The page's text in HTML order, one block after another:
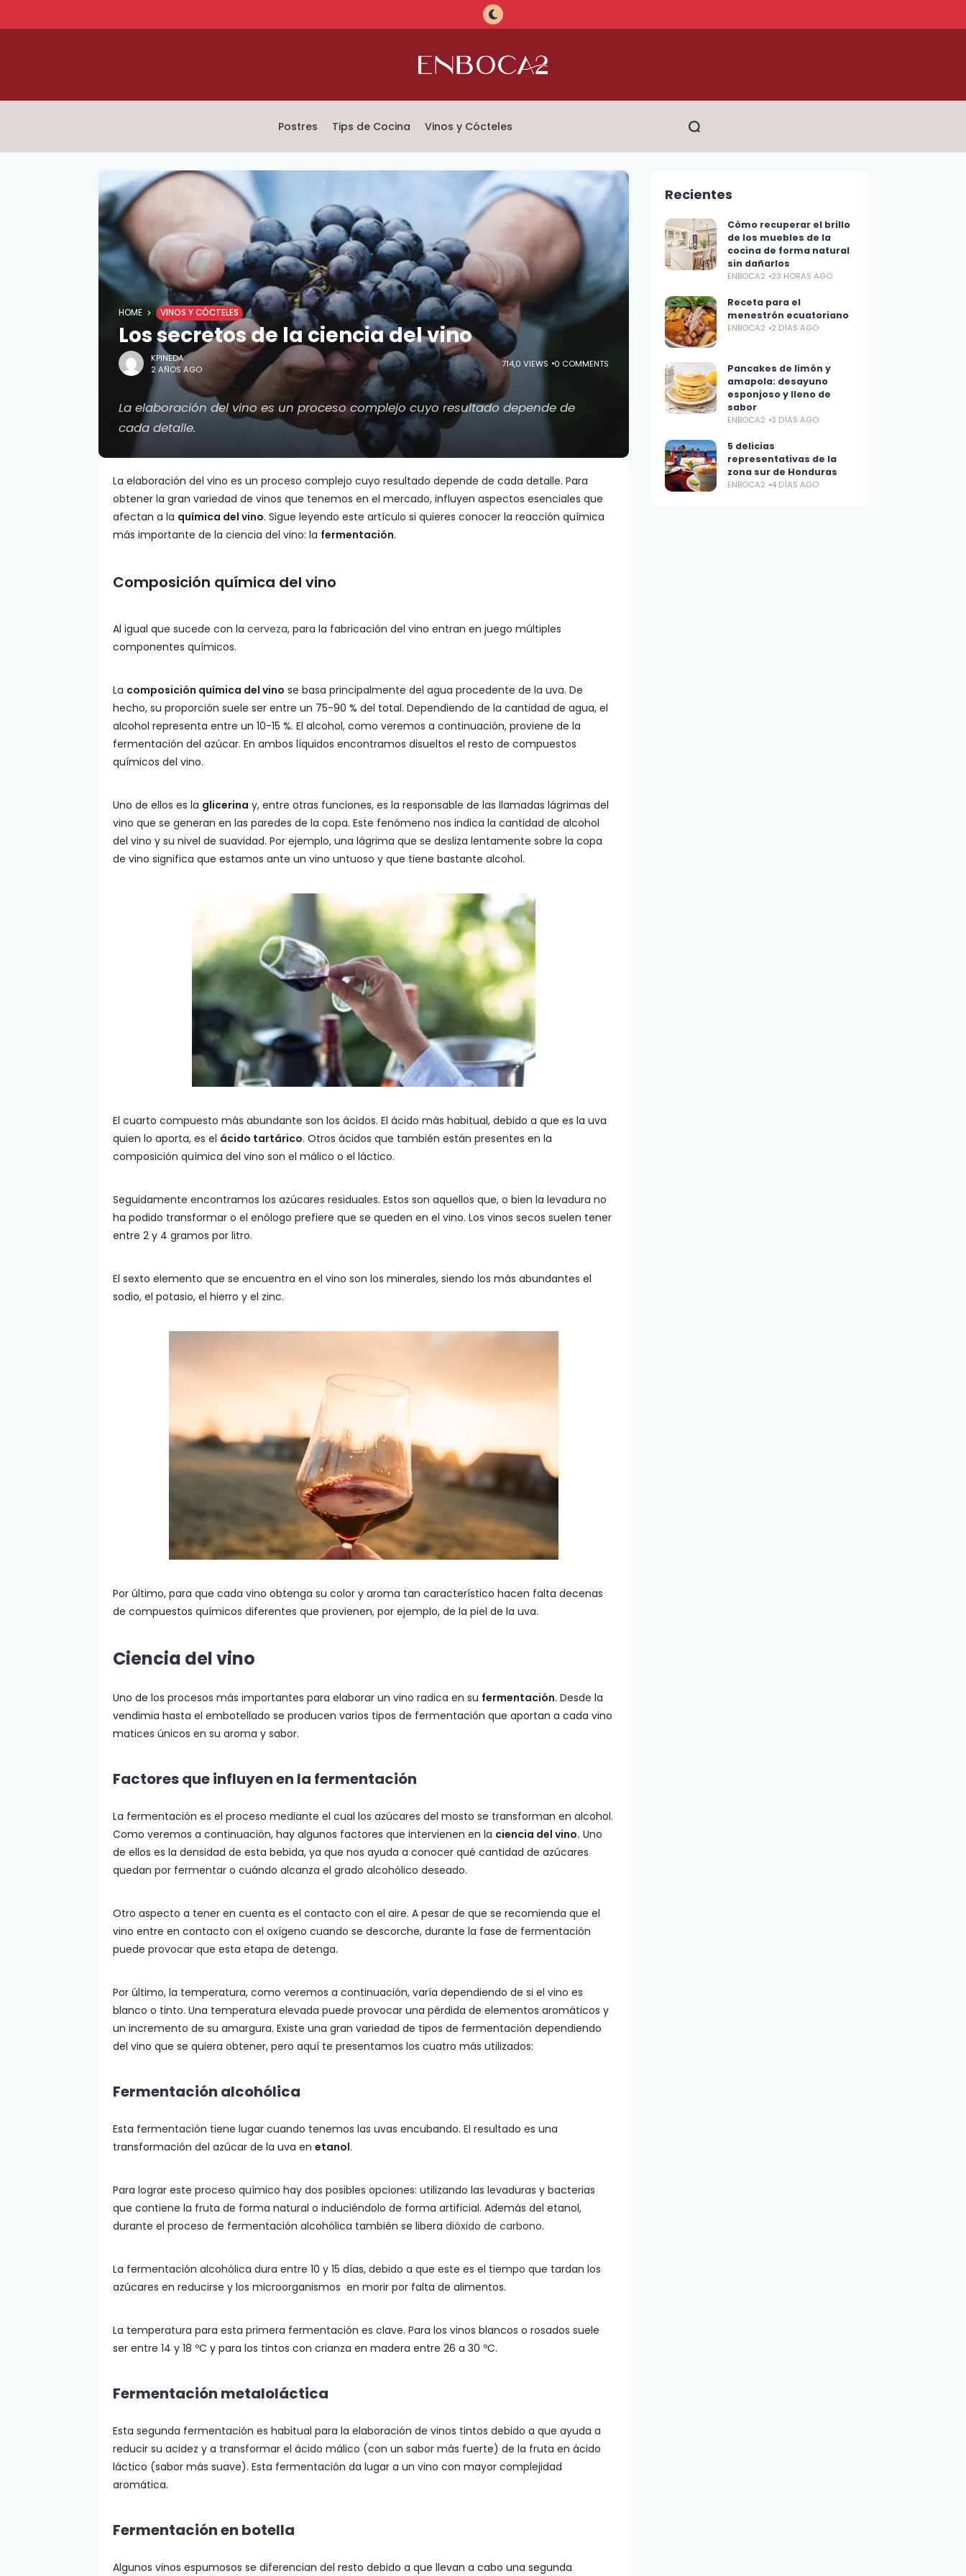
Postres Tips de Cocina Vinos y Cócteles
HOME VINOS Y CÓCTELES
Los secretos de la ciencia del vino
KPINEDA
2 AÑOS AGO
714,0 VIEWS 0 COMMENTS
La elaboración del vino es un proceso complejo cuyo resultado depende de
cada detalle.
La elaboración del vino es un proceso complejo cuyo resultado depende de cada detalle. Para
obtener la gran variedad de vinos que tenemos en el mercado, influyen aspectos esenciales que
afectan a la química del vino. Sigue leyendo este artículo si quieres conocer la reacción química
más importante de la ciencia del vino: la fermentación.
Composición química del vino
Al igual que sucede con la cerveza, para la fabricación del vino entran en juego múltiples
componentes químicos.
La composición química del vino se basa principalmente del agua procedente de la uva. De
hecho, su proporción suele ser entre un 75-90 % del total. Dependiendo de la cantidad de agua, el
alcohol representa entre un 10-15 %. El alcohol, como veremos a continuación, proviene de la
fermentación del azúcar. En ambos líquidos encontramos disueltos el resto de compuestos
químicos del vino.
Uno de ellos es la glicerina y, entre otras funciones, es la responsable de las llamadas lágrimas del
vino que se generan en las paredes de la copa. Este fenómeno nos indica la cantidad de alcohol
del vino y su nivel de suavidad. Por ejemplo, una lágrima que se desliza lentamente sobre la copa
de vino significa que estamos ante un vino untuoso y que tiene bastante alcohol.
El cuarto compuesto más abundante son los ácidos. El ácido más habitual, debido a que es la uva
quien lo aporta, es el ácido tartárico. Otros ácidos que también están presentes en la
composición química del vino son el málico o el láctico.
Seguidamente encontramos los azúcares residuales. Estos son aquellos que, o bien la levadura no
ha podido transformar o el enólogo prefiere que se queden en el vino. Los vinos secos suelen tener
entre 2 y 4 gramos por litro.
El sexto elemento que se encuentra en el vino son los minerales, siendo los más abundantes el
sodio, el potasio, el hierro y el zinc.
Por último, para que cada vino obtenga su color y aroma tan característico hacen falta decenas
de compuestos químicos diferentes que provienen, por ejemplo, de la piel de la uva.
Ciencia del vino
Uno de los procesos más importantes para elaborar un vino radica en su fermentación. Desde la
vendimia hasta el embotellado se producen varios tipos de fermentación que aportan a cada vino
matices únicos en su aroma y sabor.
Factores que influyen en la fermentación
La fermentación es el proceso mediante el cual los azúcares del mosto se transforman en alcohol.
Como veremos a continuación, hay algunos factores que intervienen en la ciencia del vino. Uno
de ellos es la densidad de esta bebida, ya que nos ayuda a conocer qué cantidad de azúcares
quedan por fermentar o cuándo alcanza el grado alcohólico deseado.
Otro aspecto a tener en cuenta es el contacto con el aire. A pesar de que se recomienda que el
vino entre en contacto con el oxígeno cuando se descorche, durante la fase de fermentación
puede provocar que esta etapa de detenga.
Por último, la temperatura, como veremos a continuación, varía dependiendo de si el vino es
blanco o tinto. Una temperatura elevada puede provocar una pérdida de elementos aromáticos y
un incremento de su amargura. Existe una gran variedad de tipos de fermentación dependiendo
del vino que se quiera obtener, pero aquí te presentamos los cuatro más utilizados:
Fermentación alcohólica
Esta fermentación tiene lugar cuando tenemos las uvas encubando. El resultado es una
transformación del azúcar de la uva en etanol.
Para lograr este proceso químico hay dos posibles opciones: utilizando las levaduras y bacterias
que contiene la fruta de forma natural o induciéndolo de forma artificial. Además del etanol,
durante el proceso de fermentación alcohólica también se libera dióxido de carbono.
La fermentación alcohólica dura entre 10 y 15 días, debido a que este es el tiempo que tardan los
azúcares en reducirse y los microorganismos en morir por falta de alimentos.
La temperatura para esta primera fermentación es clave. Para los vinos blancos o rosados suele
ser entre 14 y 18 ºC y para los tintos con crianza en madera entre 26 a 30 ºC.
Fermentación metaloláctica
Esta segunda fermentación es habitual para la elaboración de vinos tintos debido a que ayuda a
reducir su acidez y a transformar el ácido málico (con un sabor más fuerte) de la fruta en ácido
láctico (sabor más suave). Esta fermentación da lugar a un vino con mayor complejidad
aromática.
Fermentación en botella
Algunos vinos espumosos se diferencian del resto debido a que llevan a cabo una segunda
Recientes
Cómo recuperar el brillo
de los muebles de la
cocina de forma natural
sin dañarlos
ENBOCA2 23 HORAS AGO
Receta para el
menestrón ecuatoriano
ENBOCA2 2 DÍAS AGO
Pancakes de limón y
amapola: desayuno
esponjoso y lleno de
sabor
ENBOCA2 3 DÍAS AGO
5 delicias
representativas de la
zona sur de Honduras
ENBOCA2 4 DÍAS AGO